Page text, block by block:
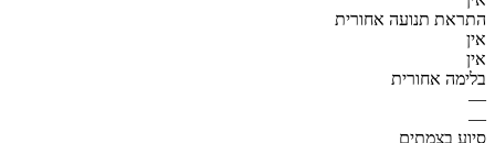
התראת תנועה אחורית
אין
אין
בלימה אחורית
—
—
סיוע בצמתים